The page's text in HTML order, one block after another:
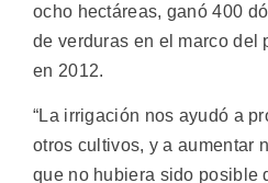
ocho hectáreas, ganó 400
de verduras en el marco del
en 2012.
“La irrigación nos ayudó a
otros cultivos, y a aumentar
que no hubiera sido posible